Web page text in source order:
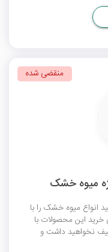
انواع میوه خشک را با
نخواهید داشت و
منقضی شده